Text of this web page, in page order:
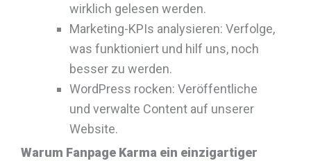
wirklich gelesen werden.
Marketing-KPIs analysieren: Verfolge,
was funktioniert und hilf uns, noch
besser zu werden.
WordPress rocken: Veröffentliche
und verwalte Content auf unserer
Website.
Warum Fanpage Karma ein einzigartiger